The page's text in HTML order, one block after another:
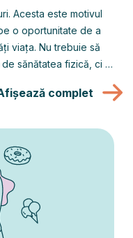
Acesta este motivul
o oportunitate de a
viața. Nu trebuie să
sănătatea fizică, ci și
complet